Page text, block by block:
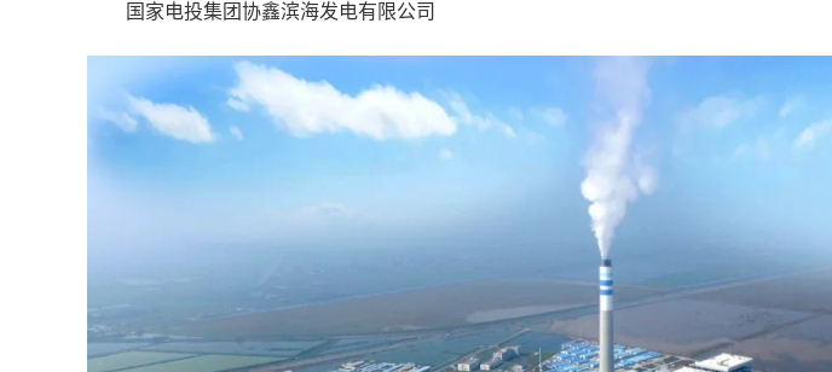
国家电投集团协鑫滨海发电有限公司